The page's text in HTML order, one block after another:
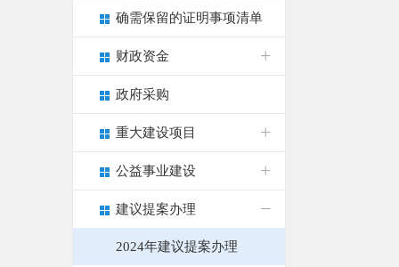
确需保留的证明事项清单
财政资金
政府采购
重大建设项目
公益事业建设
建议提案办理
2024年建议提案办理